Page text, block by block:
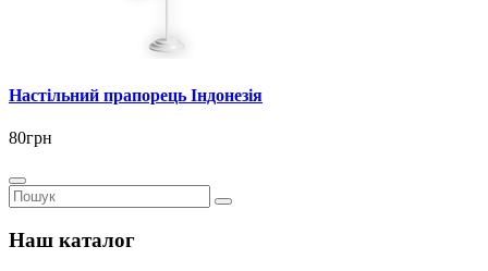
Настільний прапорець Індонезія
80грн
Наш каталог